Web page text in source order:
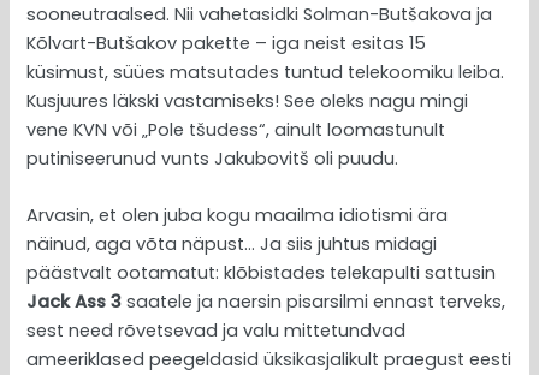
sooneutraalsed. Nii vahetasidki Solman-Butšakova ja
Kõlvart-Butšakov pakette – iga neist esitas 15
küsimust, süües matsutades tuntud telekoomiku leiba.
Kusjuures läkski vastamiseks! See oleks nagu mingi
vene KVN või „Pole tšudess“, ainult loomastunult
putiniseerunud vunts Jakubovitš oli puudu.
Arvasin, et olen juba kogu maailma idiotismi ära
näinud, aga võta näpust… Ja siis juhtus midagi
päästvalt ootamatut: klõbistades telekapulti sattusin
Jack Ass 3 saatele ja naersin pisarsilmi ennast terveks,
sest need rõvetsevad ja valu mittetundvad
ameeriklased peegeldasid üksikasjalikult praegust eesti